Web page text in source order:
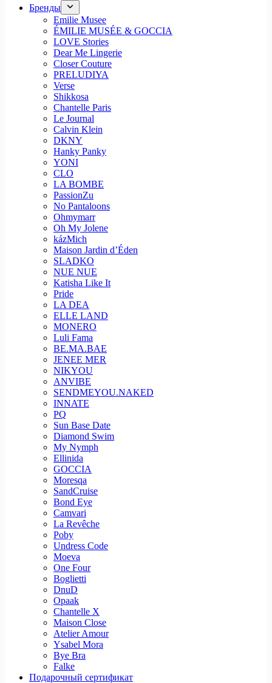
Бренды
Emilie Musee
ÉMILIE MUSÉE & GOCCIA
LOVE Stories
Dear Me Lingerie
Closer Couture
PRELUDIYA
Verse
Shikkosa
Chantelle Paris
Le Journal
Calvin Klein
DKNY
Hanky Panky
YONI
CLO
LA BOMBE
PassionZu
No Pantaloons
Ohmymarr
Oh My Jolene
kázMich
Maison Jardin d’Éden
SLADKO
NUE NUE
Katisha Like It
Pride
LA DEA
ELLE LAND
MONERO
Luli Fama
BE.MA.BAE
JENEE MER
NIKYOU
ANVIBE
SENDMEYOU.NAKED
INNATE
PQ
Sun Base Date
Diamond Swim
My Nymph
Ellinida
GOCCIA
Moresqa
SandCruise
Bond Eye
Camvari
La Revêche
Poby
Undress Code
Moeva
One Four
Boglietti
DnuD
Opaak
Chantelle X
Maison Close
Atelier Amour
Ysabel Mora
Bye Bra
Falke
Подарочный сертификат